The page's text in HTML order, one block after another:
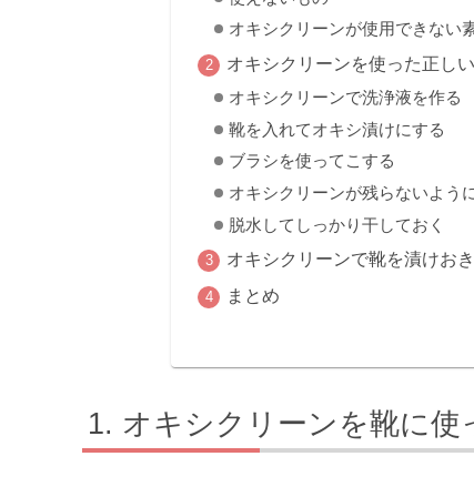
オキシクリーンが使用できない
オキシクリーンを使った正し
オキシクリーンで洗浄液を作る
靴を入れてオキシ漬けにする
ブラシを使ってこする
オキシクリーンが残らないよう
脱水してしっかり干しておく
オキシクリーンで靴を漬けお
まとめ
オキシクリーンを靴に使